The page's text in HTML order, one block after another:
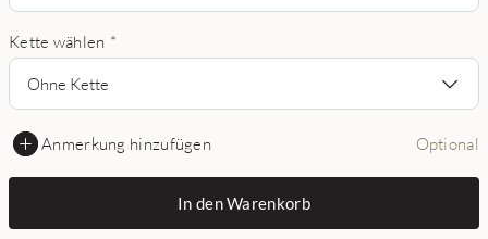
Kette wählen *
Ohne Kette
Anmerkung hinzufügen Optional
In den Warenkorb